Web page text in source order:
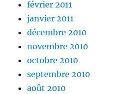
février 2011
janvier 2011
décembre 2010
novembre 2010
octobre 2010
septembre 2010
août 2010